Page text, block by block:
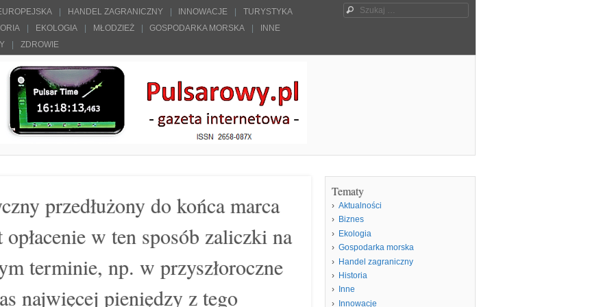
HANDEL ZAGRANICZNY INNOWACJE
TURYSTYKA
EKOLOGIA MŁODZIEŻ GOSPODARKA MORSKA
INNE
ZDROWIE
Szukaj
przedłużony do końca marca
w ten sposób zaliczki na
terminie, np. w przyszłoroczne
najwięcej pieniędzy z tego
Tematy
Aktualności
Biznes
Ekologia
Gospodarka morska
Handel zagraniczny
Historia
Inne
Innowacje